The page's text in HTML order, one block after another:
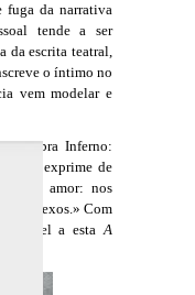
fuga da narrativa
tende a ser
da escrita teatral,
o íntimo no
vem modelar e
obra Inferno:
que exprime de
do amor: nos
dos sexos.» Com
a estaA